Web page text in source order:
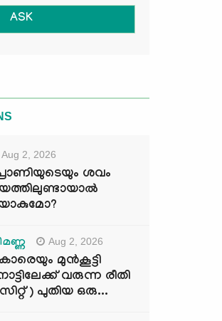
ASK
Aug 2, 2026
ശവം
Aug 2, 2026
മുൻകൂട്ടി
വരുന്ന രീതി
) പുതിയ ഒരു...